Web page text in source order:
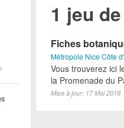
1 jeu
Fiches
Métropole Nice Côte
Vous trouverez ici
la Promenade du
Mise à jour: 17 Mai 2019